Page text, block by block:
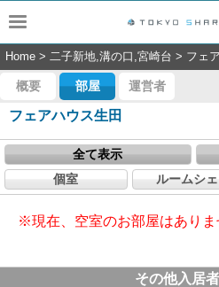
Home > 二子新地,溝の口,宮崎台 > フェ
概要 部屋 運営者
フェアハウス生田
全て表示
個室
ルームシ
※現在、空室のお部屋はありま
その他入居